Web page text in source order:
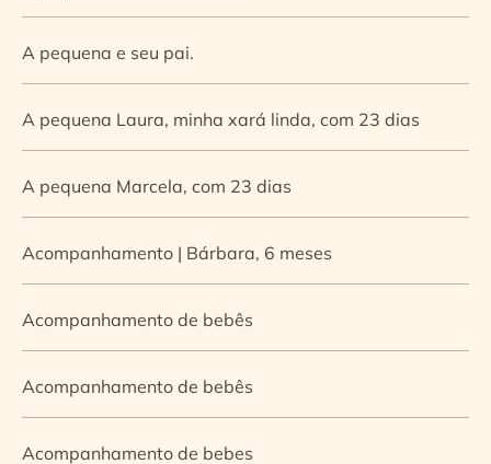
A pequena e seu pai.
A pequena Laura, minha xará linda, com 23 dias
A pequena Marcela, com 23 dias
Acompanhamento | Bárbara, 6 meses
Acompanhamento de bebês
Acompanhamento de bebês
Acompanhamento de bebes